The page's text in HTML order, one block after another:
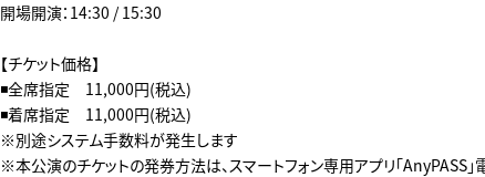
開場開演：14:30 / 15:30
【チケット価格】
◾️全席指定 11,000円(税込)
◾️着席指定 11,000円(税込)
※別途システム手数料が発生します
※本公演のチケットの発券方法は、スマートフォン専用アプリ「AnyPASS」